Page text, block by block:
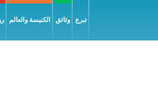
الكنيسة والعالم وثائق تبرع